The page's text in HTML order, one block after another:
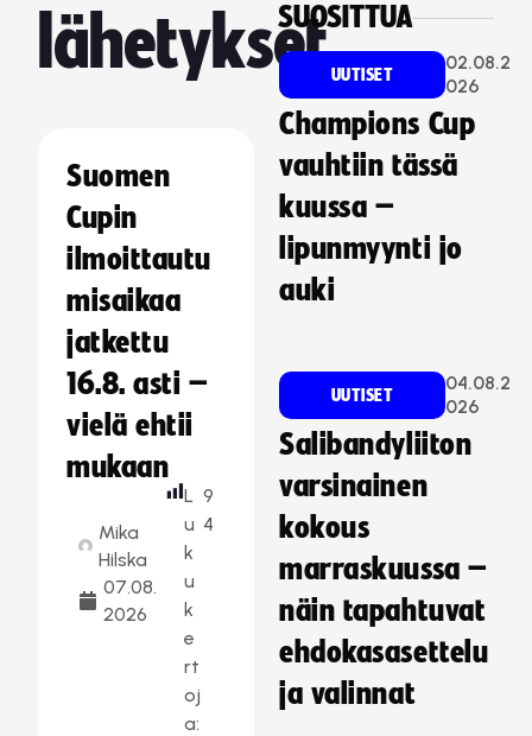
lähetykset
Suomen
Cupin
ilmoittautu
misaikaa
jatkettu
16.8. asti –
vielä ehtii
mukaan
Mika
Hilska
07.08.
2026
L
u
k
u
k
e
rt
oj
a:
9
4
SUOSITTUA
UUTISET
02.08.2
026
Champions Cup
vauhtiin tässä
kuussa –
lipunmyynti jo
auki
UUTISET
04.08.2
026
Salibandyliiton
varsinainen
kokous
marraskuussa –
näin tapahtuvat
ehdokasasettelu
ja valinnat